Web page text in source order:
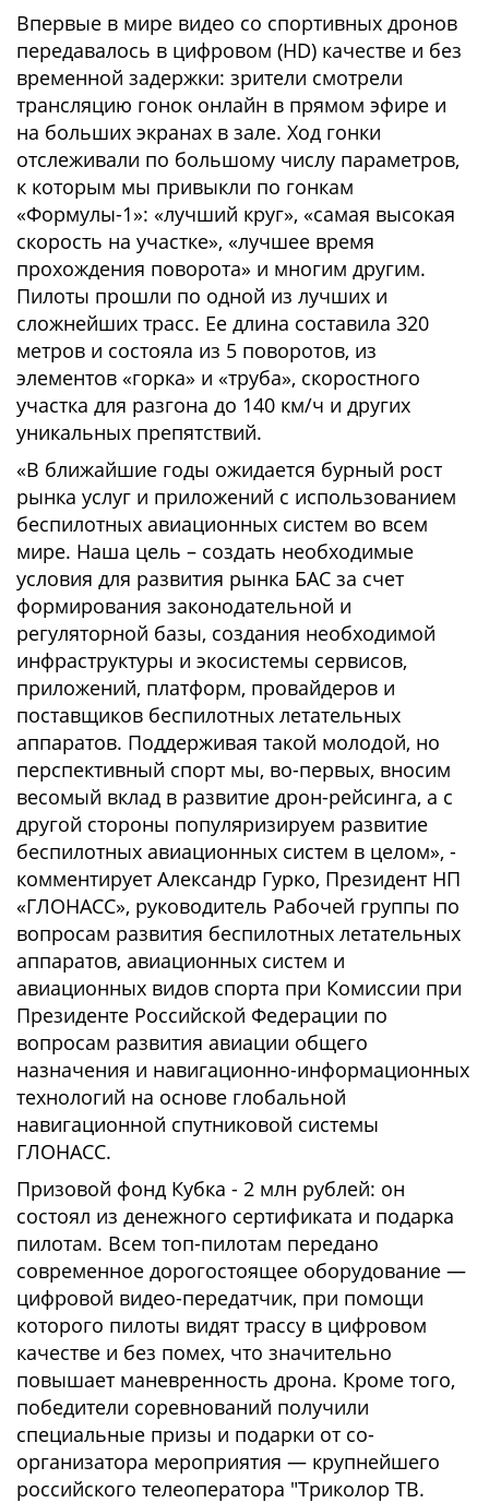
Впервые в мире видео со спортивных дронов
передавалось в цифровом (HD) качестве и без
временной задержки: зрители смотрели
трансляцию гонок онлайн в прямом эфире и
на больших экранах в зале. Ход гонки
отслеживали по большому числу параметров,
к которым мы привыкли по гонкам
«Формулы-1»: «лучший круг», «самая высокая
скорость на участке», «лучшее время
прохождения поворота» и многим другим.
Пилоты прошли по одной из лучших и
сложнейших трасс. Ее длина составила 320
метров и состояла из 5 поворотов, из
элементов «горка» и «труба», скоростного
участка для разгона до 140 км/ч и других
уникальных препятствий.
«В ближайшие годы ожидается бурный рост
рынка услуг и приложений с использованием
беспилотных авиационных систем во всем
мире. Наша цель – создать необходимые
условия для развития рынка БАС за счет
формирования законодательной и
регуляторной базы, создания необходимой
инфраструктуры и экосистемы сервисов,
приложений, платформ, провайдеров и
поставщиков беспилотных летательных
аппаратов. Поддерживая такой молодой, но
перспективный спорт мы, во-первых, вносим
весомый вклад в развитие дрон-рейсинга, а с
другой стороны популяризируем развитие
беспилотных авиационных систем в целом», -
комментирует Александр Гурко, Президент НП
«ГЛОНАСС», руководитель Рабочей группы по
вопросам развития беспилотных летательных
аппаратов, авиационных систем и
авиационных видов спорта при Комиссии при
Президенте Российской Федерации по
вопросам развития авиации общего
назначения и навигационно-информационных
технологий на основе глобальной
навигационной спутниковой системы
ГЛОНАСС.
Призовой фонд Кубка - 2 млн рублей: он
состоял из денежного сертификата и подарка
пилотам. Всем топ-пилотам передано
современное дорогостоящее оборудование —
цифровой видео-передатчик, при помощи
которого пилоты видят трассу в цифровом
качестве и без помех, что значительно
повышает маневренность дрона. Кроме того,
победители соревнований получили
специальные призы и подарки от со-
организатора мероприятия — крупнейшего
российского телеоператора "Триколор ТВ.